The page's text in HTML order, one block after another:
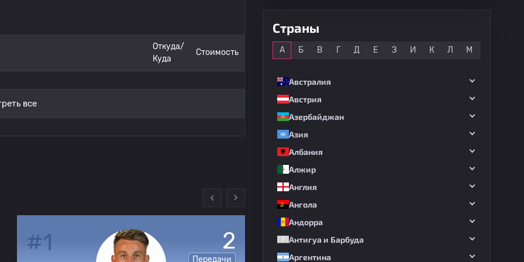
Платенсе 0 1
Откуда/
Куда
Стоимость
все
#1 2
Передачи
#1 20
Сейвов
Страны
А Б В Г Д Е З И К Л М
Австралия
Австрия
Азербайджан
Азия
Албания
Алжир
Англия
Ангола
Андорра
Антигуа и Барбуда
Аргентина